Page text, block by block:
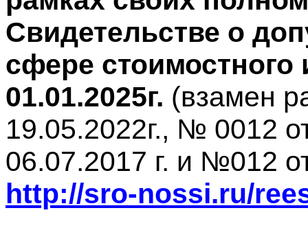
Свидетельстве о
сфере
01.01.2025г. (взамен
19.05.2022г., № 0012
06.07.2017 г. и №012
http://sro-nossi.ru/